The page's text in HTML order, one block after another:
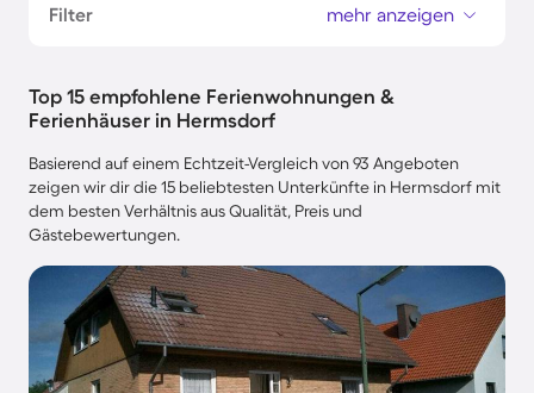
Filter mehr anzeigen
Top 15 empfohlene Ferienwohnungen &
Ferienhäuser in Hermsdorf
Basierend auf einem Echtzeit-Vergleich von 93 Angeboten
zeigen wir dir die 15 beliebtesten Unterkünfte in Hermsdorf mit
dem besten Verhältnis aus Qualität, Preis und
Gästebewertungen.